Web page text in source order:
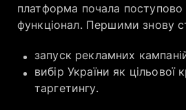
платформа почала поступово
функціонал. Першими знову
запуск рекламних
вибір України як цільової
таргетингу.